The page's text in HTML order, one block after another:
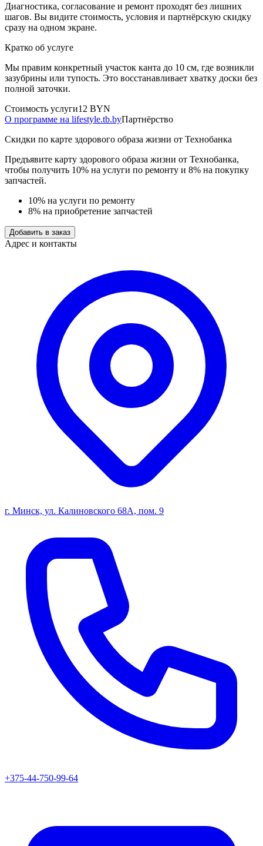
Диагностика, согласование и ремонт проходят без лишних
шагов. Вы видите стоимость, условия и партнёрскую скидку
сразу на одном экране.
Кратко об услуге
Мы правим конкретный участок канта до 10 см, где возникли
зазубрины или тупость. Это восстанавливает хватку доски без
полной заточки.
Стоимость услуги12 BYN
О программе на lifestyle.tb.byПартнёрство
Скидки по карте здорового образа жизни от Технобанка
Предъявите карту здорового образа жизни от Технобанка,
чтобы получить 10% на услуги по ремонту и 8% на покупку
запчастей.
10% на услуги по ремонту
8% на приобретение запчастей
Добавить в заказ
Адрес и контакты
г. Минск, ул. Калиновского 68А, пом. 9
+375-44-750-99-64